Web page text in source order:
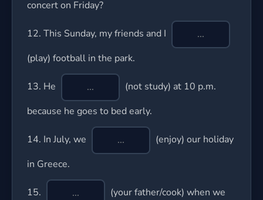
concert on Friday?
12. This Sunday, my friends and I
(play) football in the park.
13. He
(not study) at 10 p.m.
because he goes to bed early.
14. In July, we
(enjoy) our holiday
in Greece.
15.
(your father/cook) when we